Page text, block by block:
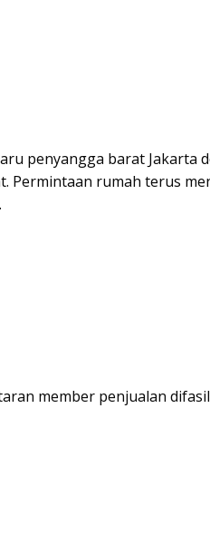
penyangga barat Jakarta
Permintaan rumah terus
member penjualan